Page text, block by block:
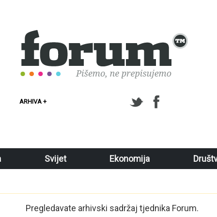
ARHIVA +
Svijet Ekonomija
Pregledavate arhivski sadržaj tjednika Forum.